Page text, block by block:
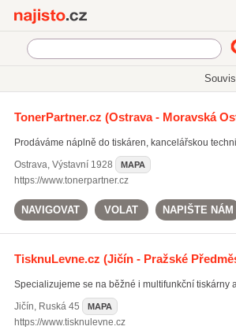
náplně do tiskáren Canon(112)
náplně do tiskáren Epson (100)
TonerPartner.cz (Ostrava - Moravská
Prodáváme náplně do tiskáren, kancelářskou
Ostrava, Výstavní 1928 MAPA
https://www.tonerpartner.cz
NAVIGOVAT VOLAT NAPIŠTE NÁM
TisknuLevne.cz (Jičín - Pražské
Specializujeme se na běžné i multifunkční tiskárny
Jičín, Ruská 45 MAPA
https://www.tisknulevne.cz